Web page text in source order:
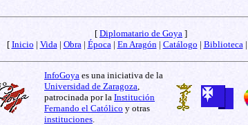
[ Diplomatario de Goya ]
[ Inicio | Vida | Obra | Época | En Aragón | Catálogo | Biblioteca |
InfoGoya es una iniciativa de la
Universidad de Zaragoza
patrocinada por la Institución
Fernando el Católico y otras
instituciones